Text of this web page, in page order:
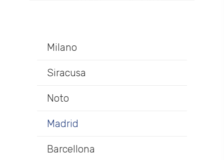
Milano
Siracusa
Noto
Madrid
Barcellona